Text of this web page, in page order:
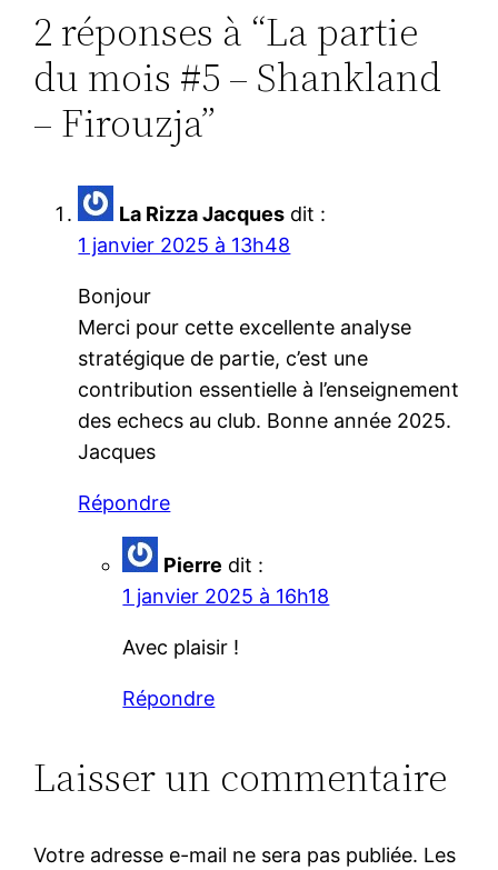
2 réponses à “La partie
du mois #5 – Shankland
– Firouzja”
La Rizza Jacques dit :
1 janvier 2025 à 13h48
Bonjour
Merci pour cette excellente analyse
stratégique de partie, c’est une
contribution essentielle à l’enseignement
des echecs au club. Bonne année 2025.
Jacques
Répondre
Pierre dit :
1 janvier 2025 à 16h18
Avec plaisir !
Répondre
Laisser un commentaire
Votre adresse e-mail ne sera pas publiée. Les